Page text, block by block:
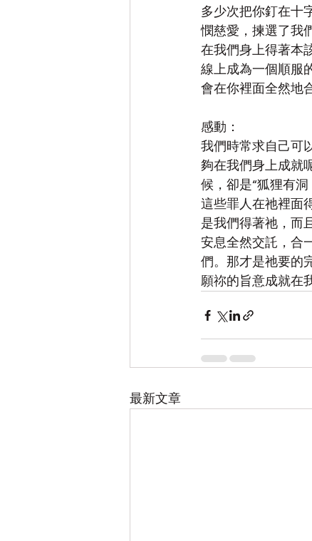
多少次把你釘在十
憫慈愛，揀選了我
在我們身上得著本
線上成為一個順服
會在你裡面全然地
感動：
我們時常求自己可
夠在我們身上成就
候，卻是“狐狸有
這些罪人在祂裡面
是我們得著祂，而
安息全然交託，合
們。那才是祂要的
願祢的旨意成就在
最新文章